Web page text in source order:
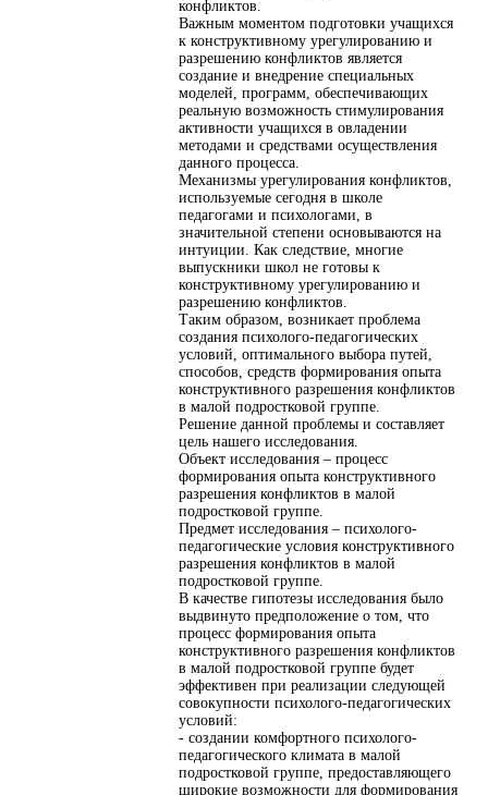
конфликтов.
Важным моментом подготовки учащихся
к конструктивному урегулированию и
разрешению конфликтов является
создание и внедрение специальных
моделей, программ, обеспечивающих
реальную возможность стимулирования
активности учащихся в овладении
методами и средствами осуществления
данного процесса.
Механизмы урегулирования конфликтов,
используемые сегодня в школе
педагогами и психологами, в
значительной степени основываются на
интуиции. Как следствие, многие
выпускники школ не готовы к
конструктивному урегулированию и
разрешению конфликтов.
Таким образом, возникает проблема
создания психолого-педагогических
условий, оптимального выбора путей,
способов, средств формирования опыта
конструктивного разрешения конфликтов
в малой подростковой группе.
Решение данной проблемы и составляет
цель нашего исследования.
Объект исследования – процесс
формирования опыта конструктивного
разрешения конфликтов в малой
подростковой группе.
Предмет исследования – психолого-
педагогические условия конструктивного
разрешения конфликтов в малой
подростковой группе.
В качестве гипотезы исследования было
выдвинуто предположение о том, что
процесс формирования опыта
конструктивного разрешения конфликтов
в малой подростковой группе будет
эффективен при реализации следующей
совокупности психолого-педагогических
условий:
- создании комфортного психолого-
педагогического климата в малой
подростковой группе, предоставляющего
широкие возможности для формирования